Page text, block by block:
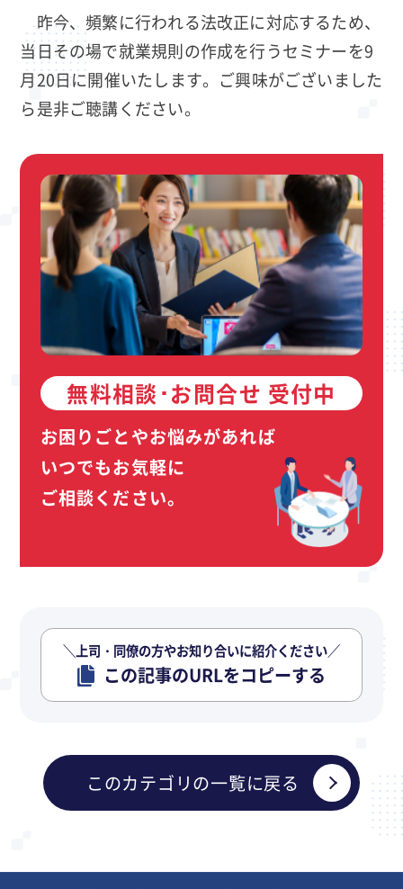
昨今、頻繁に行われる法改正に対応するため、
当日その場で就業規則の作成を行うセミナーを9
月20日に開催いたします。ご興味がございました
ら是非ご聴講ください。
無料相談･お問合せ 受付中
お困りごとやお悩みがあれば
いつでもお気軽に
ご相談ください。
＼上司・同僚の方やお知り合いに紹介ください／
この記事のURLをコピーする
このカテゴリの一覧に戻る